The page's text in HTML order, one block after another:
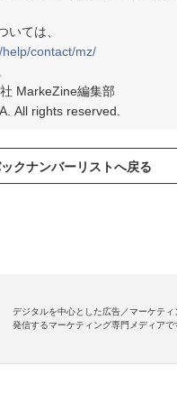
いては、
contact/mz/
MarkeZine編集部
All rights reserved.
デジタルを中心とした広告／マーケテ
発信するマーケティング専門メディアで